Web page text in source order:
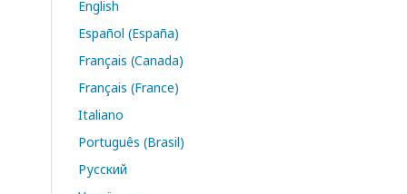
English
Español (España)
Français (Canada)
Français (France)
Italiano
Português (Brasil)
Русский